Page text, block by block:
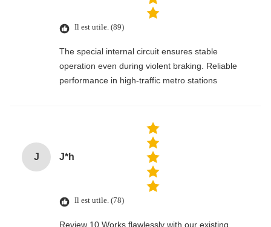
Il est utile. (89)
The special internal circuit ensures stable
operation even during violent braking. Reliable
performance in high-traffic metro stations
J J*h
Il est utile. (78)
Review 10 Works flawlessly with our existing